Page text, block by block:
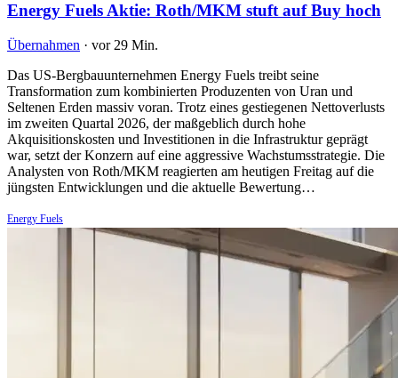
Energy Fuels Aktie: Roth/MKM stuft auf Buy hoch
Übernahmen · vor 29 Min.
Das US-Bergbauunternehmen Energy Fuels treibt seine
Transformation zum kombinierten Produzenten von Uran und
Seltenen Erden massiv voran. Trotz eines gestiegenen Nettoverlusts
im zweiten Quartal 2026, der maßgeblich durch hohe
Akquisitionskosten und Investitionen in die Infrastruktur geprägt
war, setzt der Konzern auf eine aggressive Wachstumsstrategie. Die
Analysten von Roth/MKM reagierten am heutigen Freitag auf die
jüngsten Entwicklungen und die aktuelle Bewertung…
Energy Fuels